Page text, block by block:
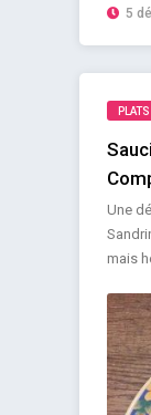
5
PLATS
Une
mais